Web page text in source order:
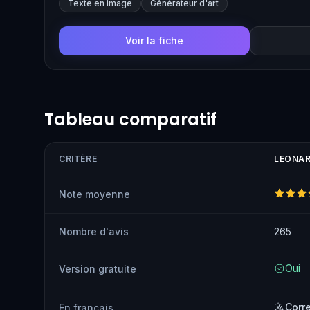
génération vidéo en font un studio graphique
Texte en image Générateur d'art
Voir la fiche
Tableau comparatif
CRITÈRE
Note moyenne
Nombre d'avis 265
Version gratuite Oui
En français